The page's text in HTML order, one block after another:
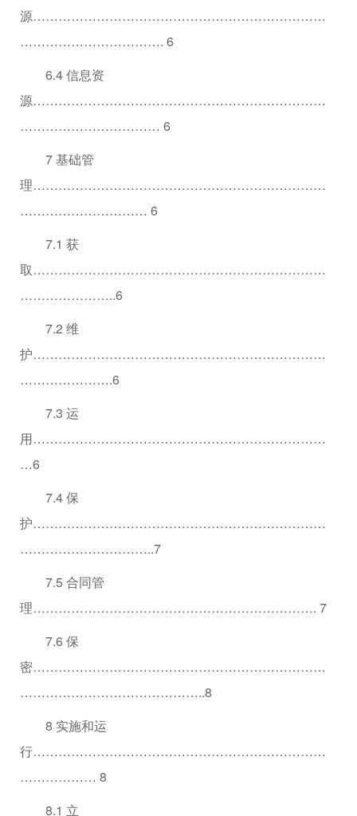
源……………………………………………………………
……………………………. 6
6.4 信息资
源……………………………………………………………
…………………………… 6
7 基础管
理……………………………………………………………
………………………… 6
7.1 获
取……………………………………………………………
…………………..6
7.2 维
护……………………………………………………………
………………….6
7.3 运
用……………………………………………………………
…6
7.4 保
护……………………………………………………………
…………………………..7
7.5 合同管
理…………………………………………………………. 7
7.6 保
密……………………………………………………………
……………………………………..8
8 实施和运
行……………………………………………………………
……………… 8
8.1 立